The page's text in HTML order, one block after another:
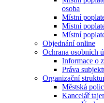
osoba
Místní
Místní
Místní
Objednání online
Ochrana osobních
Informace o
Práva
Organizační
Městská
Kancelář